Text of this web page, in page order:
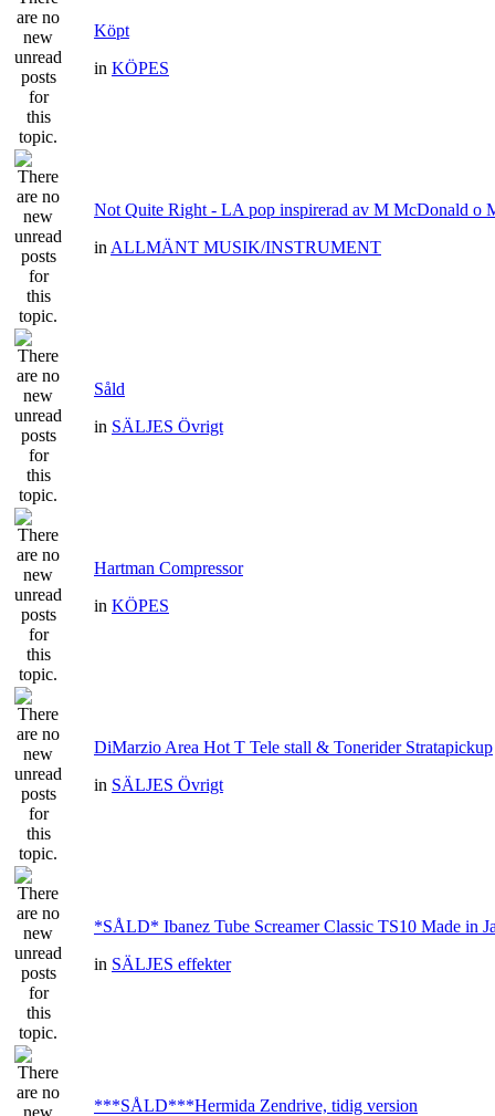
Köpt
in KÖPES
Not Quite Right - LA pop inspirerad av M McDonald o
in ALLMÄNT MUSIK/INSTRUMENT
Såld
in SÄLJES Övrigt
Hartman Compressor
in KÖPES
DiMarzio Area Hot T Tele stall & Tonerider Stratapickup
in SÄLJES Övrigt
*SÅLD* Ibanez Tube Screamer Classic TS10 Made in
in SÄLJES effekter
***SÅLD***Hermida Zendrive, tidig version